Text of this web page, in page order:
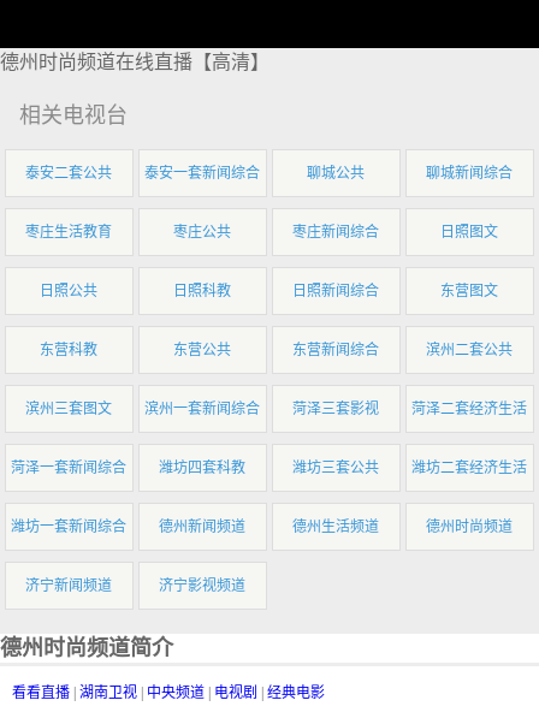
德州时尚频道在线直播【高清】
相关电视台
泰安二套公共 泰安一套新闻综合 聊城公共 聊城新闻综合
枣庄生活教育 枣庄公共 枣庄新闻综合 日照图文
日照公共 日照科教 日照新闻综合 东营图文
东营科教 东营公共 东营新闻综合 滨州二套公共
滨州三套图文 滨州一套新闻综合 菏泽三套影视 菏泽二套经济生活
菏泽一套新闻综合 潍坊四套科教 潍坊三套公共 潍坊二套经济生活
潍坊一套新闻综合 德州新闻频道 德州生活频道 德州时尚频道
济宁新闻频道 济宁影视频道
德州时尚频道简介
看看直播 湖南卫视 中央频道 电视剧 经典电影